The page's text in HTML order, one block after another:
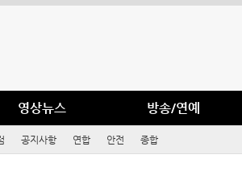
영상뉴스 방송/연예
공지사항 연합 안전 종합